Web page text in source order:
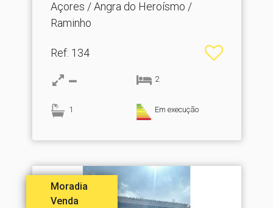
Açores / Angra do Heroísmo /
Raminho
Ref: 134
2
1 Em execução
Moradia
Venda